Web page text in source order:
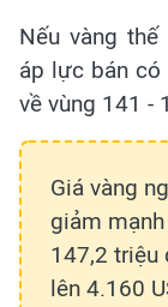
Nếu vàng
áp lực bán có
về vùng 141 -
Giá vàng
giảm
147,2 triệu
lên 4.160